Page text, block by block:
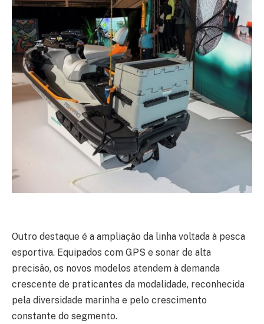
Outro destaque é a ampliação da linha voltada à pesca
esportiva. Equipados com GPS e sonar de alta
precisão, os novos modelos atendem à demanda
crescente de praticantes da modalidade, reconhecida
pela diversidade marinha e pelo crescimento
constante do segmento.